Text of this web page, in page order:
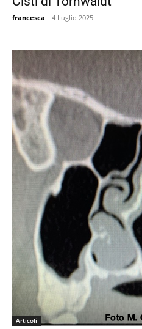
francesca - 4 Luglio 2025
Articoli